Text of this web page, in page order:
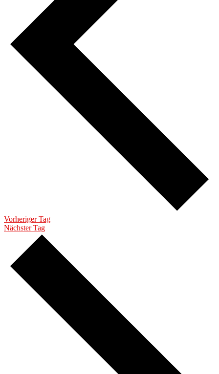
Vorheriger Tag
Nächster Tag